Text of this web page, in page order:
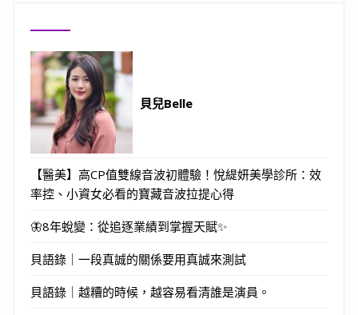
貝兒Belle
【醫美】高CP值雙線音波初體驗！悅緹妍美學診所：效
率控、小資女必看的寶藏音波拉提心得
🦋8年蛻變：從追逐業績到掌握天賦✨
貝語錄｜一段真誠的關係要用真誠來測試
貝語錄｜越糟的時候，越容易看清誰是演員。